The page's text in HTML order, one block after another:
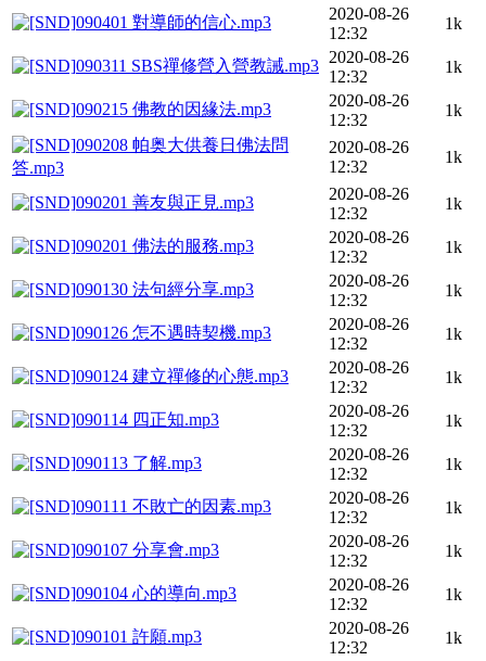
090401 對導師的信心.mp3
2020-08-26
12:32
1k
090311 SBS禪修營入營教誡.mp3 2020-08-26
12:32
1k
090215 佛教的因緣法.mp3
2020-08-26
12:32
1k
090208 帕奥大供養日佛法問
答.mp3
2020-08-26
12:32
1k
090201 善友與正見.mp3
2020-08-26
12:32
1k
090201 佛法的服務.mp3
2020-08-26
12:32
1k
090130 法句經分享.mp3
2020-08-26
12:32
1k
090126 怎不遇時契機.mp3
2020-08-26
12:32
1k
090124 建立禪修的心態.mp3
2020-08-26
12:32
1k
090114 四正知.mp3
2020-08-26
12:32
1k
090113 了解.mp3
2020-08-26
12:32
1k
090111 不敗亡的因素.mp3
2020-08-26
12:32
1k
090107 分享會.mp3
2020-08-26
12:32
1k
090104 心的導向.mp3
2020-08-26
12:32
1k
090101 許願.mp3
2020-08-26
12:32
1k